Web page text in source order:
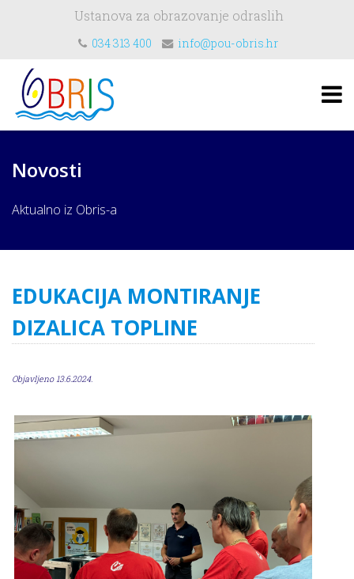
Ustanova za obrazovanje odraslih
034 313 400 info@pou-obris.hr
Novosti
Aktualno iz Obris-a
EDUKACIJA MONTIRANJE
DIZALICA TOPLINE
Objavljeno 13.6.2024.